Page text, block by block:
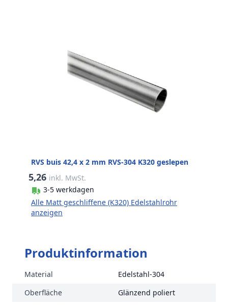
RVS buis 42,4 x 2 mm RVS-304 K320 geslepen
5,26 inkl. MwSt.
3-5 werkdagen
Alle Matt geschliffene (K320) Edelstahlrohr
anzeigen
Produktinformation
Material
Edelstahl-304
Oberfläche
Glänzend poliert